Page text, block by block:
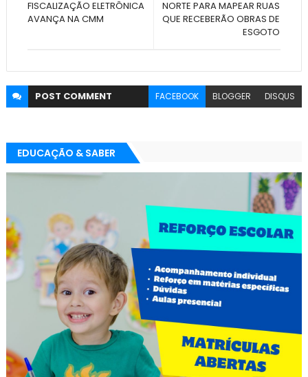
NORTE PARA MAPEAR RUAS
QUE RECEBERÃO OBRAS DE
ESGOTO
FISCALIZAÇÃO ELETRÔNICA
AVANÇA NA CMM
POST COMMENT FACEBOOK BLOGGER DISQUS
EDUCAÇÃO & SABER